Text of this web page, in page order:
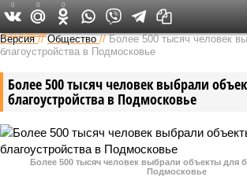
Федеральный выпуск
Версия //Общество //Более 500 тысяч человек
благоустройства в Подмосковье
Более 500 тысяч человек выбрали
благоустройства в Подмосковье
Более 500 тысяч человек выбрали объекты для
Подмосковье
0 0 0